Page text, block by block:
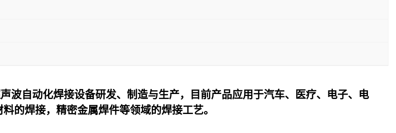
波自动化焊接设备研发、制造与生产，目前产品应用于汽车、医疗、电子、电
的焊接，精密金属焊件等领域的焊接工艺。